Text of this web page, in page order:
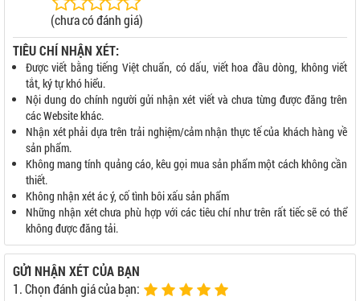
(chưa có đánh giá)
TIÊU CHÍ NHẬN XÉT:
Được viết bằng tiếng Việt chuẩn, có dấu, viết hoa đầu dòng, không viết
tắt, ký tự khó hiểu.
Nội dung do chính người gửi nhận xét viết và chưa từng được đăng trên
các Website khác.
Nhận xét phải dựa trên trải nghiệm/cảm nhận thực tế của khách hàng về
sản phẩm.
Không mang tính quảng cáo, kêu gọi mua sản phẩm một cách không cần
thiết.
Không nhận xét ác ý, cố tình bôi xấu sản phẩm
Những nhận xét chưa phù hợp với các tiêu chí như trên rất tiếc sẽ có thể
không được đăng tải.
GỬI NHẬN XÉT CỦA BẠN
1. Chọn đánh giá của bạn: